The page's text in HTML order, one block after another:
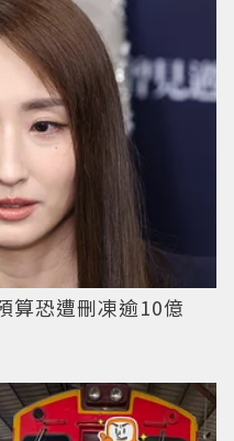
算恐遭刪凍逾10億